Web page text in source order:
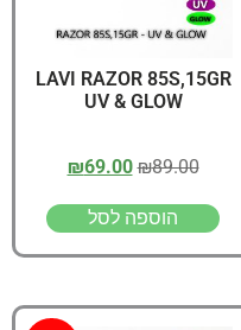
LAVI RAZOR 85S,15GR
UV & GLOW
₪89.00
₪69.00
הוספה לסל